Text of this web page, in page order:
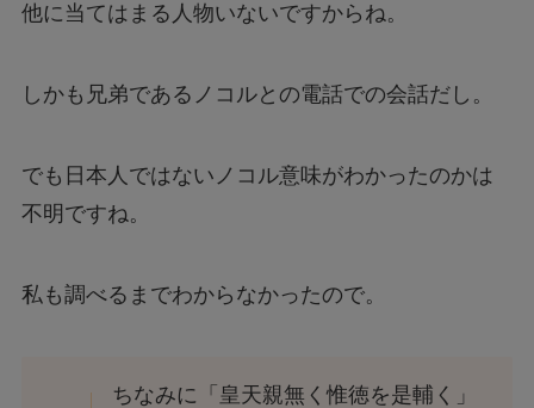
他に当てはまる人物いないですからね。
しかも兄弟であるノコルとの電話での会話だし。
でも日本人ではないノコル意味がわかったのかは
不明ですね。
私も調べるまでわからなかったので。
ちなみに「皇天親無く惟徳を是輔く」